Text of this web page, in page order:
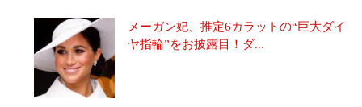
メーガン妃、推定6カラットの“巨大ダイ
ヤ指輪”をお披露目！ダ...